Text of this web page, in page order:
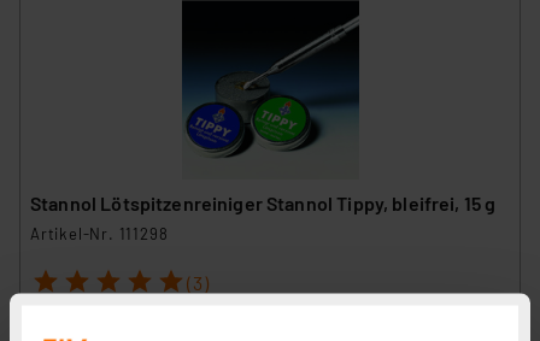
Stannol Lötspitzenreiniger Stannol Tippy, bleifrei, 15 g
Artikel-Nr. 111298
1 2 3 4 5 (3)